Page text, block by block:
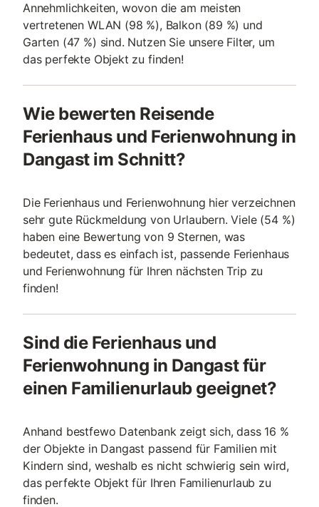
Annehmlichkeiten, wovon die am meisten
vertretenen WLAN (98 %), Balkon (89 %) und
Garten (47 %) sind. Nutzen Sie unsere Filter, um
das perfekte Objekt zu finden!
Wie bewerten Reisende
Ferienhaus und Ferienwohnung in
Dangast im Schnitt?
Die Ferienhaus und Ferienwohnung hier verzeichnen
sehr gute Rückmeldung von Urlaubern. Viele (54 %)
haben eine Bewertung von 9 Sternen, was
bedeutet, dass es einfach ist, passende Ferienhaus
und Ferienwohnung für Ihren nächsten Trip zu
finden!
Sind die Ferienhaus und
Ferienwohnung in Dangast für
einen Familienurlaub geeignet?
Anhand bestfewo Datenbank zeigt sich, dass 16 %
der Objekte in Dangast passend für Familien mit
Kindern sind, weshalb es nicht schwierig sein wird,
das perfekte Objekt für Ihren Familienurlaub zu
finden.